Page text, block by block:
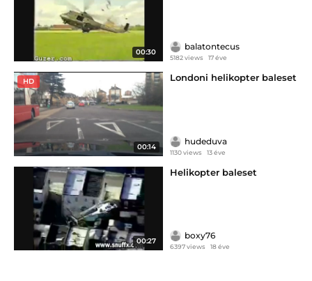
00:30
balatontecus
5182 views 17 éve
HD
00:14
Londoni helikopter baleset
hudeduva
1130 views 13 éve
00:27
Helikopter baleset
boxy76
6397 views 18 éve